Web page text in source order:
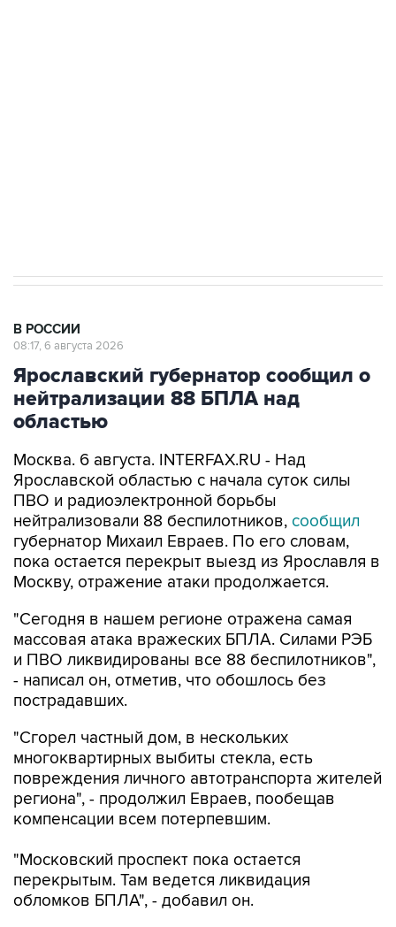
В РОССИИ
08:17, 6 августа 2026
Ярославский губернатор сообщил о
нейтрализации 88 БПЛА над
областью
Москва. 6 августа. INTERFAX.RU - Над
Ярославской областью с начала суток силы
ПВО и радиоэлектронной борьбы
нейтрализовали 88 беспилотников, сообщил
губернатор Михаил Евраев. По его словам,
пока остается перекрыт выезд из Ярославля в
Москву, отражение атаки продолжается.
"Сегодня в нашем регионе отражена самая
массовая атака вражеских БПЛА. Силами РЭБ
и ПВО ликвидированы все 88 беспилотников",
- написал он, отметив, что обошлось без
пострадавших.
"Сгорел частный дом, в нескольких
многоквартирных выбиты стекла, есть
повреждения личного автотранспорта жителей
региона", - продолжил Евраев, пообещав
компенсации всем потерпевшим.
"Московский проспект пока остается
перекрытым. Там ведется ликвидация
обломков БПЛА", - добавил он.